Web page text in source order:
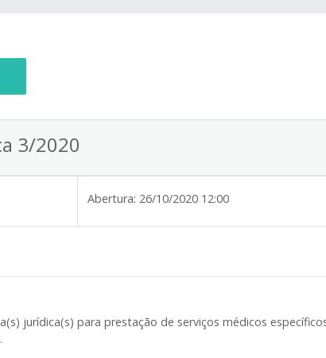
3/2020
Abertura: 26/10/2020 12:00
jurídica(s) para prestação de serviços médicos